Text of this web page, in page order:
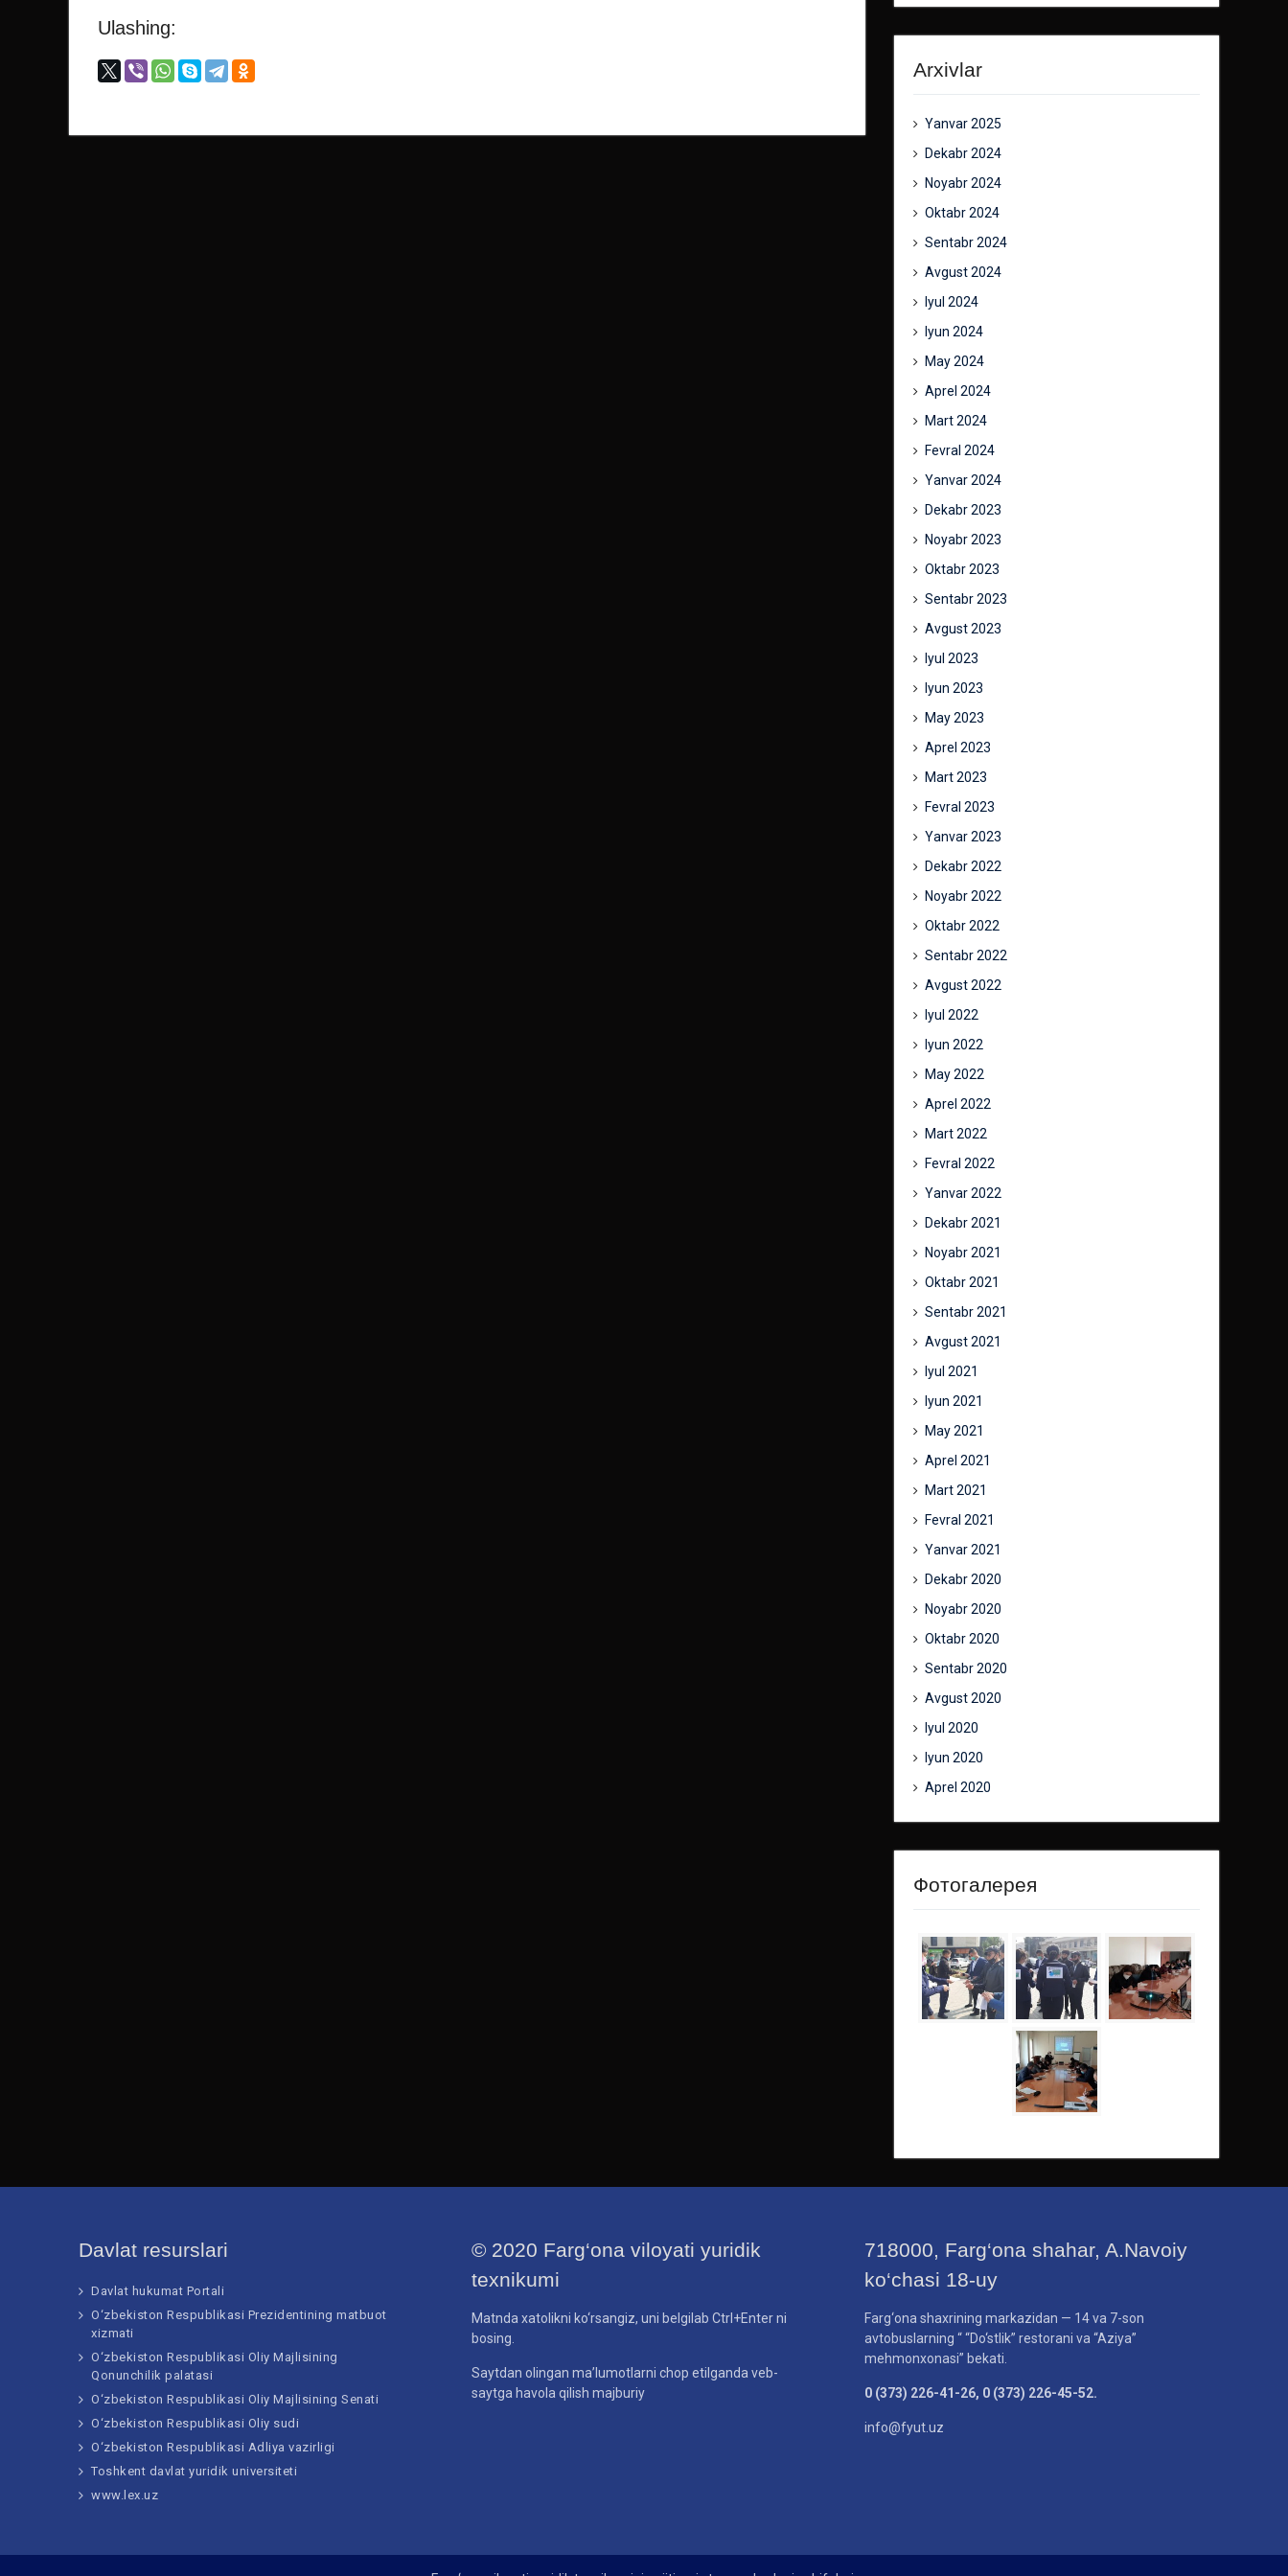
Ulashing:
Arxivlar
Yanvar 2025
Dekabr 2024
Noyabr 2024
Oktabr 2024
Sentabr 2024
Avgust 2024
Iyul 2024
Iyun 2024
May 2024
Aprel 2024
Mart 2024
Fevral 2024
Yanvar 2024
Dekabr 2023
Noyabr 2023
Oktabr 2023
Sentabr 2023
Avgust 2023
Iyul 2023
Iyun 2023
May 2023
Aprel 2023
Mart 2023
Fevral 2023
Yanvar 2023
Dekabr 2022
Noyabr 2022
Oktabr 2022
Sentabr 2022
Avgust 2022
Iyul 2022
Iyun 2022
May 2022
Aprel 2022
Mart 2022
Fevral 2022
Yanvar 2022
Dekabr 2021
Noyabr 2021
Oktabr 2021
Sentabr 2021
Avgust 2021
Iyul 2021
Iyun 2021
May 2021
Aprel 2021
Mart 2021
Fevral 2021
Yanvar 2021
Dekabr 2020
Noyabr 2020
Oktabr 2020
Sentabr 2020
Avgust 2020
Iyul 2020
Iyun 2020
Aprel 2020
Фотогалерея
Davlat resurslari
Davlat hukumat Portali
O‘zbekiston Respublikasi Prezidentining matbuot
xizmati
O‘zbekiston Respublikasi Oliy Majlisining
Qonunchilik palatasi
O‘zbekiston Respublikasi Oliy Majlisining Senati
O‘zbekiston Respublikasi Oliy sudi
O‘zbekiston Respublikasi Adliya vazirligi
Toshkent davlat yuridik universiteti
www.lex.uz
© 2020 Farg‘ona viloyati yuridik
texnikumi
Matnda xatolikni ko‘rsangiz, uni belgilab Ctrl+Enter ni
bosing.
Saytdan olingan ma’lumotlarni chop etilganda veb-
saytga havola qilish majburiy
718000, Farg‘ona shahar, A.Navoiy
ko‘chasi 18-uy
Farg‘ona shaxrining markazidan — 14 va 7-son
avtobuslarning “ “Do‘stlik” restorani va “Aziya”
mehmonxonasi” bekati.
0 (373) 226-41-26, 0 (373) 226-45-52.
info@fyut.uz